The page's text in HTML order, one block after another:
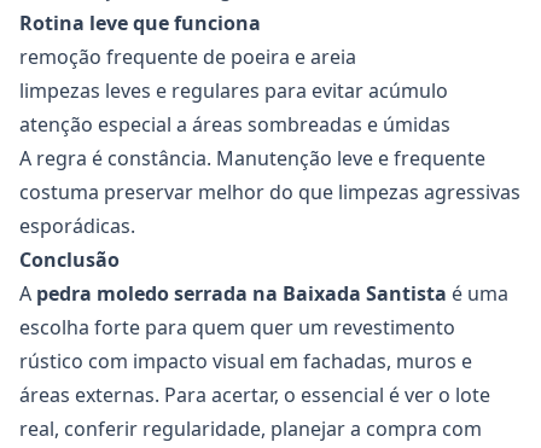
Rotina leve que funciona
remoção frequente de poeira e areia
limpezas leves e regulares para evitar acúmulo
atenção especial a áreas sombreadas e úmidas
A regra é constância. Manutenção leve e frequente
costuma preservar melhor do que limpezas agressivas
esporádicas.
Conclusão
A pedra moledo serrada na Baixada Santista é uma
escolha forte para quem quer um revestimento
rústico com impacto visual em fachadas, muros e
áreas externas. Para acertar, o essencial é ver o lote
real, conferir regularidade, planejar a compra com